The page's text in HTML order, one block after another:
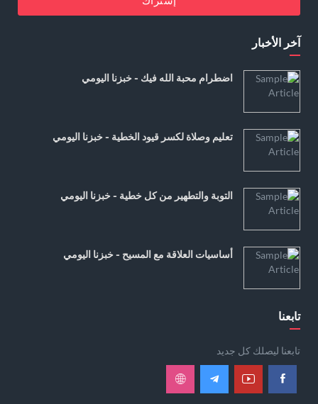
آخر الأخبار
اضطرام محبة الله فيك - خبزنا اليومي
تعليم وصلاة لكسر قيود الخطية - خبزنا اليومي
التوبة والتطهير من كل خطية - خبزنا اليومي
أساسيات العلاقة مع المسيح - خبزنا اليومي
تابعنا
تابعنا ليصلك كل جديد